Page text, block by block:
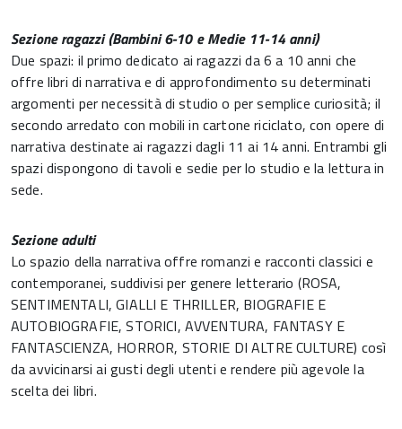
Sezioneragazzi (Bambini6-10 e Medie 11-14 anni)
Due spazi: il primo dedicato ai ragazzi da 6 a 10 anni che
offre libri di narrativa e di approfondimento su determinati
argomenti per necessità di studio o per semplice curiosità; il
secondo arredato con mobili in cartone riciclato, con opere di
narrativa destinate ai ragazzi dagli 11 ai 14 anni. Entrambi gli
spazi dispongono di tavoli e sedie per lo studio e la lettura in
sede.
Sezioneadulti
Lo spazio della narrativa offre romanzi e racconti classici e
contemporanei, suddivisi per genere letterario (ROSA,
SENTIMENTALI, GIALLI E THRILLER, BIOGRAFIE E
AUTOBIOGRAFIE, STORICI, AVVENTURA, FANTASY E
FANTASCIENZA, HORROR, STORIE DI ALTRE CULTURE) così
da avvicinarsi ai gusti degli utenti e rendere più agevole la
scelta dei libri.